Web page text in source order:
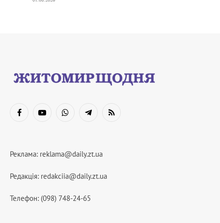
FacebookYouTubeWhatsAppTelegramRSS
Реклама: reklama@daily.zt.ua
Редакція: redakciia@daily.zt.ua
Телефон: (098) 748-24-65